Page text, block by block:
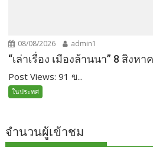
08/08/2026 admin1
“เล่าเรื่อง เมืองล้านนา” 8 สิงหา
Post Views: 91 ข...
ในประทศ
จำนวนผู้เข้าชม